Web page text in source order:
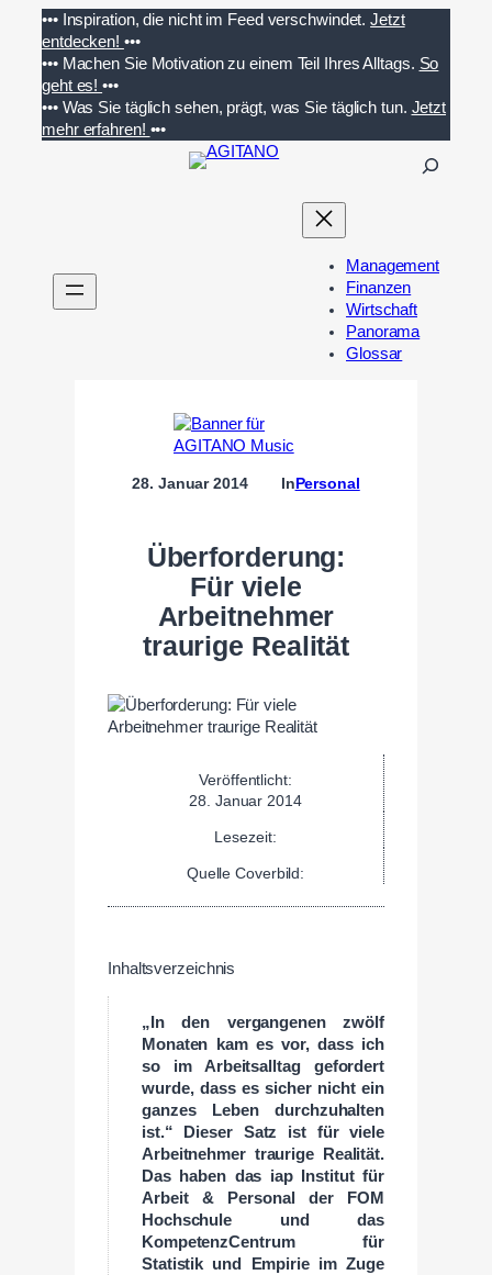
Inhalt
springen
••• Inspiration, die nicht im Feed verschwindet. Jetzt
entdecken! •••
••• Machen Sie Motivation zu einem Teil Ihres Alltags. So
geht es!•••
••• Was Sie täglich sehen, prägt, was Sie täglich tun. Jetzt
mehr erfahren! •••
n
Management
Finanzen
Wirtschaft
Panorama
Glossar
28. Januar 2014 InPersonal
Überforderung:
Für viele
Arbeitnehmer
traurige Realität
Veröffentlicht:
28. Januar 2014
Lesezeit:
Quelle Coverbild:
Inhaltsverzeichnis
„In den vergangenen zwölf
Monaten kam es vor, dass ich
so im Arbeitsalltag gefordert
wurde, dass es sicher nicht ein
ganzes Leben durchzuhalten
ist.“ Dieser Satz ist für viele
Arbeitnehmer traurige Realität.
Das haben das iap Institut für
Arbeit & Personal der FOM
Hochschule und das
KompetenzCentrum für
Statistik und Empirie im Zuge